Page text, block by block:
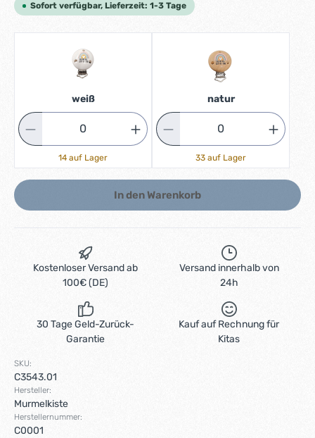
Sofort verfügbar, Lieferzeit: 1-3 Tage
weiß
14 auf Lager
natur
33 auf Lager
In den Warenkorb
Kostenloser Versand ab
100€ (DE)
Versand innerhalb von
24h
30 Tage Geld-Zurück-
Garantie
Kauf auf Rechnung für
Kitas
SKU:
C3543.01
Hersteller:
Murmelkiste
Herstellernummer:
C0001